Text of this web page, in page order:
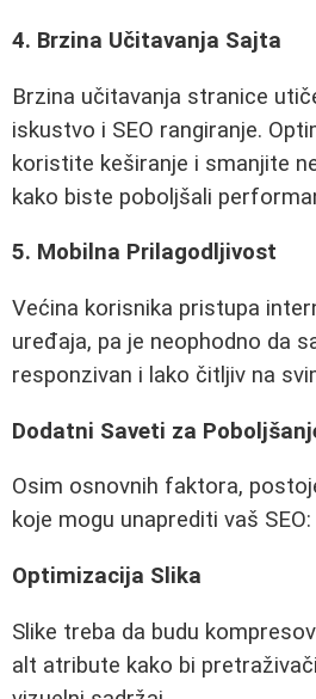
4. Brzina Učitavanja Sajta
Brzina učitavanja stranice
iskustvo i SEO rangiranje.
koristite keširanje i smanjite
kako biste poboljšali
5. Mobilna Prilagodljivost
Većina korisnika pristupa
uređaja, pa je neophodno da
responzivan i lako čitljiv na
Dodatni Saveti za
Osim osnovnih faktora,
koje mogu unaprediti vaš SEO:
Optimizacija Slika
Slike treba da budu
alt atribute kako bi